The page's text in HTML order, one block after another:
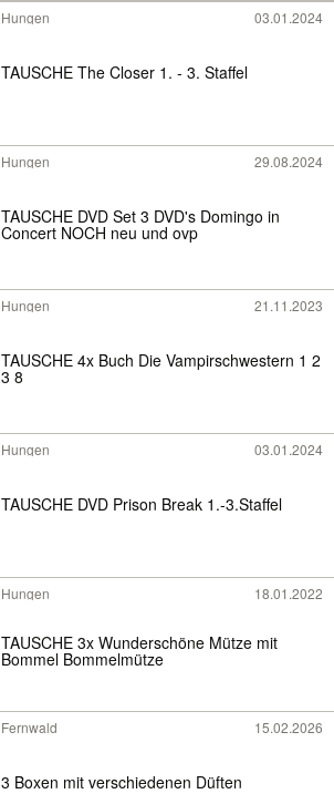
Hungen 03.01.2024
TAUSCHE The Closer 1. - 3. Staffel
Hungen 29.08.2024
TAUSCHE DVD Set 3 DVD's Domingo in
Concert NOCH neu und ovp
Hungen 21.11.2023
TAUSCHE 4x Buch Die Vampirschwestern 1 2
3 8
Hungen 03.01.2024
TAUSCHE DVD Prison Break 1.-3.Staffel
Hungen 18.01.2022
TAUSCHE 3x Wunderschöne Mütze mit
Bommel Bommelmütze
Fernwald 15.02.2026
3 Boxen mit verschiedenen Düften